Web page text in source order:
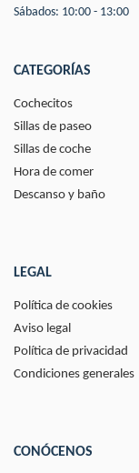
Sábados: 10:00 - 13:00
CATEGORÍAS
Cochecitos
Sillas de paseo
Sillas de coche
Hora de comer
Descanso y baño
LEGAL
Política de cookies
Aviso legal
Política de privacidad
Condiciones generales
CONÓCENOS